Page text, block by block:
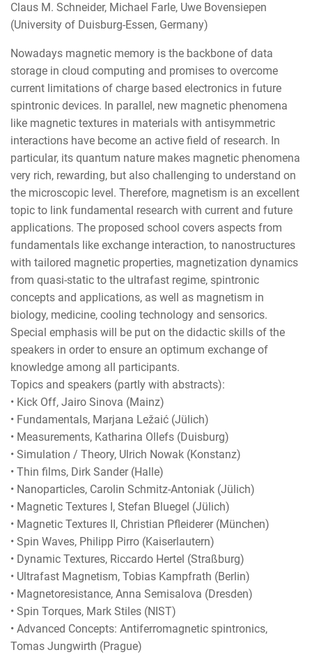
Claus M. Schneider, Michael Farle, Uwe Bovensiepen
(University of Duisburg-Essen, Germany)
Nowadays magnetic memory is the backbone of data
storage in cloud computing and promises to overcome
current limitations of charge based electronics in future
spintronic devices. In parallel, new magnetic phenomena
like magnetic textures in materials with antisymmetric
interactions have become an active field of research. In
particular, its quantum nature makes magnetic phenomena
very rich, rewarding, but also challenging to understand on
the microscopic level. Therefore, magnetism is an excellent
topic to link fundamental research with current and future
applications. The proposed school covers aspects from
fundamentals like exchange interaction, to nanostructures
with tailored magnetic properties, magnetization dynamics
from quasi-static to the ultrafast regime, spintronic
concepts and applications, as well as magnetism in
biology, medicine, cooling technology and sensorics.
Special emphasis will be put on the didactic skills of the
speakers in order to ensure an optimum exchange of
knowledge among all participants.
Topics and speakers (partly with abstracts):
• Kick Off, Jairo Sinova (Mainz)
• Fundamentals, Marjana Ležaić (Jülich)
• Measurements, Katharina Ollefs (Duisburg)
• Simulation / Theory, Ulrich Nowak (Konstanz)
• Thin films, Dirk Sander (Halle)
• Nanoparticles, Carolin Schmitz-Antoniak (Jülich)
• Magnetic Textures I, Stefan Bluegel (Jülich)
• Magnetic Textures II, Christian Pfleiderer (München)
• Spin Waves, Philipp Pirro (Kaiserlautern)
• Dynamic Textures, Riccardo Hertel (Straßburg)
• Ultrafast Magnetism, Tobias Kampfrath (Berlin)
• Magnetoresistance, Anna Semisalova (Dresden)
• Spin Torques, Mark Stiles (NIST)
• Advanced Concepts: Antiferromagnetic spintronics,
Tomas Jungwirth (Prague)